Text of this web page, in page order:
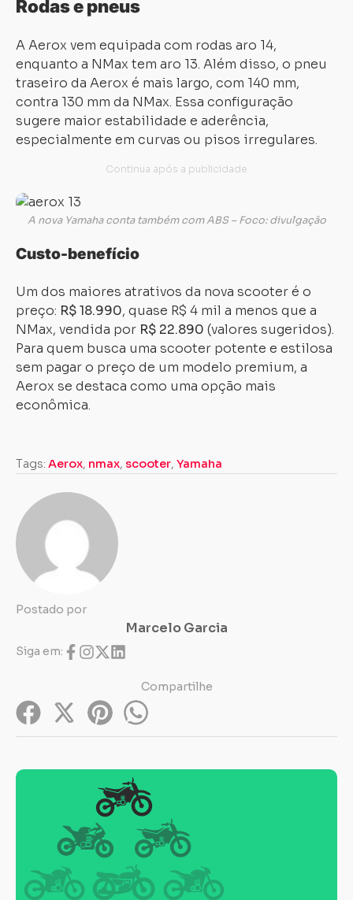
Rodas e pneus
A Aerox vem equipada com rodas aro 14,
enquanto a NMax tem aro 13. Além disso, o pneu
traseiro da Aerox é mais largo, com 140 mm,
contra 130 mm da NMax. Essa configuração
sugere maior estabilidade e aderência,
especialmente em curvas ou pisos irregulares.
A nova Yamaha conta também com ABS – Foco: divulgação
Custo-benefício
Um dos maiores atrativos da nova scooter é o
preço: R$ 18.990, quase R$ 4 mil a menos que a
NMax, vendida por R$ 22.890 (valores sugeridos).
Para quem busca uma scooter potente e estilosa
sem pagar o preço de um modelo premium, a
Aerox se destaca como uma opção mais
econômica.
Tags: Aerox, nmax, scooter, Yamaha
Postado por
Marcelo Garcia
Siga em:
Compartilhe